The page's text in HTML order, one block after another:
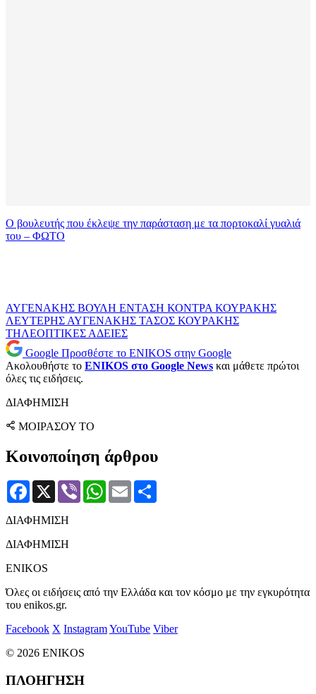
Ο βουλευτής που έκλεψε την παράσταση με τα πορτοκαλί γυαλιά
του – ΦΩΤΟ
ΑΥΓΕΝΑΚΗΣ ΒΟΥΛΗ ΕΝΤΑΣΗ ΚΟΝΤΡΑ ΚΟΥΡΑΚΗΣ
ΛΕΥΤΕΡΗΣ ΑΥΓΕΝΑΚΗΣ ΤΑΣΟΣ ΚΟΥΡΑΚΗΣ
ΤΗΛΕΟΠΤΙΚΕΣ ΑΔΕΙΕΣ
Google Προσθέστε το ENIKOS στην Google
Ακολουθήστε το ENIKOS στο Google News και μάθετε πρώτοι
όλες τις ειδήσεις.
ΔΙΑΦΗΜΙΣΗ
ΜΟΙΡΑΣΟΥ ΤΟ
Κοινοποίηση άρθρου
Facebook
X Viber WhatsApp
Email
ΔΙΑΦΗΜΙΣΗ
ΔΙΑΦΗΜΙΣΗ
ENIKOS
Όλες οι ειδήσεις από την Ελλάδα και τον κόσμο με την εγκυρότητα
του enikos.gr.
Facebook X InstagramYouTube Viber
© 2026 ENIKOS
ΠΛΟΗΓΗΣΗ